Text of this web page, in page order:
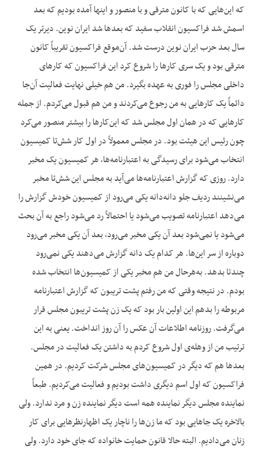
که این‌هایی که با کانون مترقی و با منصور و اینها آمده بودیم که بعد
اسمش شد فراکسیون انقلاب سفید که بعدها شد ایران نوین. دیرتر یک
سال بعد حزب ایران نوین درست شد. آن‌موقع فراکسیون تقریباً کانون
مترقی بود و یک سری کارها را شروع کرد این فراکسیون که کارهای
داخلی مجلس را فوری به عهده بگیرد. من هم خیلی نهایت فعالیت آن‌جا
دائماً یک کارهایی به من رجوع می‌کردند و من هم قبول می‌کردم. از جمله
کارهایی که در همان اول مجلس شد که این‌کارها را بیشتر منصور می‌کرد
چون رئیس این هیئت بود. در مجلس معمولاً در اول کار شش‌تا کمیسیون
انتخاب می‌شود برای رسیدگی به اعتبارنامه‌ها، هر کمیسیون یک مخبر
دارد. روزی که گزارش اعتبارنامه‌ها می‌آید به مجلس این شش‌تا مخبر
می‌نشینند ردیف جلو دانه‌دانه یکی می‌رود از کمیسیون خودش گزارش را
می‌دهد اعتبارنامه تصویب می‌شود یا احتمالاً رد می‌شود راجع به آن بحث
می‌شود یا نمی‌شود بعد آن یکی مخبر می‌رود، بعد آن یکی مخبر می‌رود
دوباره از سر این‌ها. هر کدام یک دانه گزارش می‌دهند یکی نمی‌رود
چندتا بدهد. به‌هرحال من هم مخبر یکی از کمیسیون‌ها انتخاب شده
بودم. در نتیجه وقتی که من رفتم پشت تریبون که گزارش اعتبارنامه
مربوطه را بدهم این اولین بار بود که یک زن پشت تریبون مجلس قرار
می‌گرفت. روزنامه اطلاعات آن عکس را آن روز انداخت. یعنی به این
ترتیب من از وهله‌ی اول شروع کردم به داشتن یک فعالیت در مجلس.
بعدها هم که دیگر در کمیسیون‌های مجلس شرکت کردیم. در همین
فراکسیون که اول اسم دیگری داشت بودیم و فعالیت می‌کردیم. طبعاً
نماینده مجلس دیگر نماینده همه است دیگر نماینده زن و مرد ندارد. ولی
بالاخره یک جاهایی بود که ما زن‌ها را ناچار یک اظهارنظرهایی برای کار
زنان می‌دادیم. البته حالا قانون حمایت خانواده که جای خود دارد. ولی